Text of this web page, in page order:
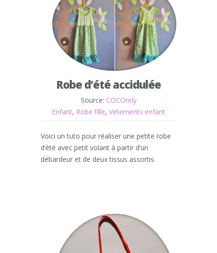
Robe d’été accidulée
Source: COCOrely
Enfant, Robe fille, Vetements enfant
Voici un tuto pour réaliser une petite robe
d’été avec petit volant à partir d’un
débardeur et de deux tissus assortis.